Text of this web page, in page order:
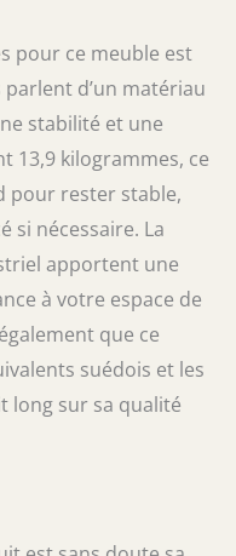
pour ce meuble est
d’un matériau
stabilité et une
13,9 kilogrammes, ce
pour rester stable,
si nécessaire. La
apportent une
à votre espace de
que ce
suédois et les
long sur sa qualité